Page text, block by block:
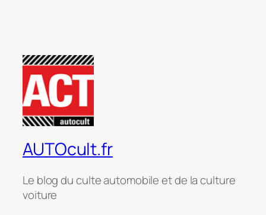
AUTOcult.fr
Le blog du culte automobile et de la culture
voiture